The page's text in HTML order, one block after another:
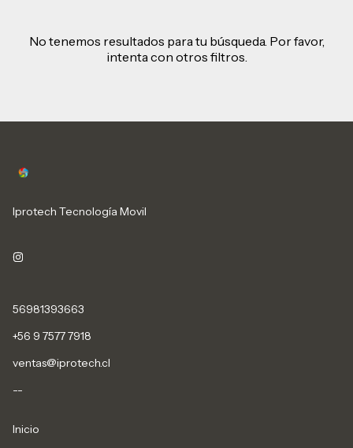
No tenemos resultados para tu búsqueda. Por favor,
intenta con otros filtros.
Iprotech Tecnología Movil
56981393663
+56 9 7577 7918
ventas@iprotech.cl
--
Inicio